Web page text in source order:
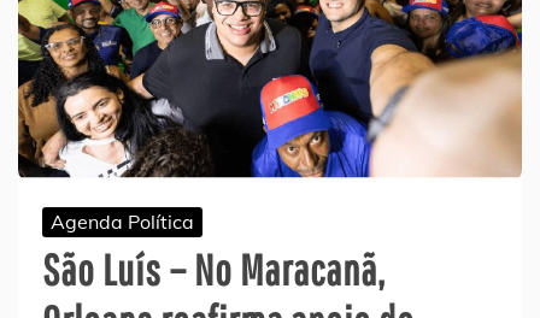
Agenda Política
São Luís – No Maracanã,